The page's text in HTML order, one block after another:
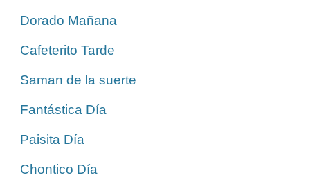
Dorado Mañana
Cafeterito Tarde
Saman de la suerte
Fantástica Día
Paisita Día
Chontico Día